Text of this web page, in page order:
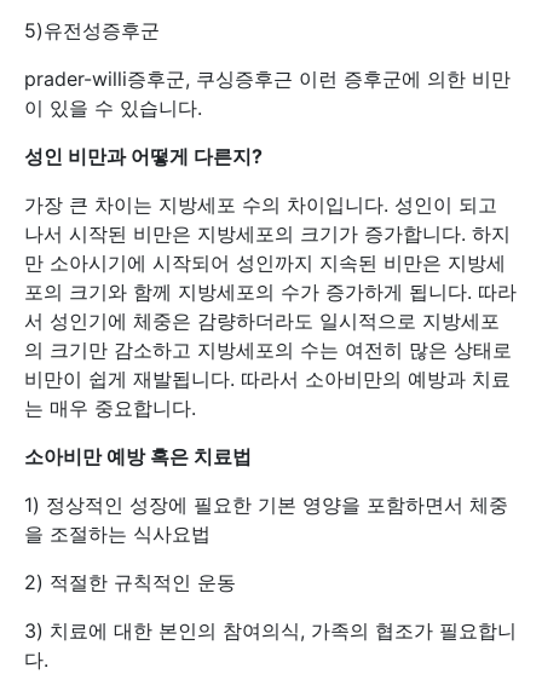
5)유전성증후군
prader-willi증후군, 쿠싱증후근 이런 증후군에 의한 비만
이 있을 수 있습니다.
성인 비만과 어떻게 다른지?
가장 큰 차이는 지방세포 수의 차이입니다. 성인이 되고
나서 시작된 비만은 지방세포의 크기가 증가합니다. 하지
만 소아시기에 시작되어 성인까지 지속된 비만은 지방세
포의 크기와 함께 지방세포의 수가 증가하게 됩니다. 따라
서 성인기에 체중은 감량하더라도 일시적으로 지방세포
의 크기만 감소하고 지방세포의 수는 여전히 많은 상태로
비만이 쉽게 재발됩니다. 따라서 소아비만의 예방과 치료
는 매우 중요합니다.
소아비만 예방 혹은 치료법
1) 정상적인 성장에 필요한 기본 영양을 포함하면서 체중
을 조절하는 식사요법
2) 적절한 규칙적인 운동
3) 치료에 대한 본인의 참여의식, 가족의 협조가 필요합니
다.